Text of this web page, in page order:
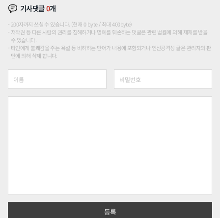
기사댓글0개
200자까지 쓰실 수 있습니다. (현재 0 byte / 최대 400byte)
저작권 등 다른 사람의 권리를 침해하거나 명예를 훼손하는 댓글은 관련 법률에 의해 제재를 받을
수 있습니다.
타인에게 불쾌감을 주는 욕설 등 비하하는 단어가 내용에 포함되거나 인신공격성 글은 관리자의 판
단에 의해 삭제 합니다.